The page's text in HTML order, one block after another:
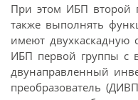
При этом ИБП второй
также выполнять
имеют двухкаскадную
ИБП первой группы
двунаправленный
преобразователь